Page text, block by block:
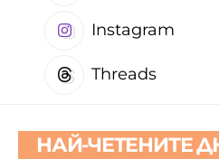
Instagram
Threads
НАЙ-ЧЕТЕНИТЕ